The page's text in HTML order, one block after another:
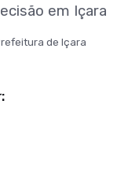
em Içara
de Içara